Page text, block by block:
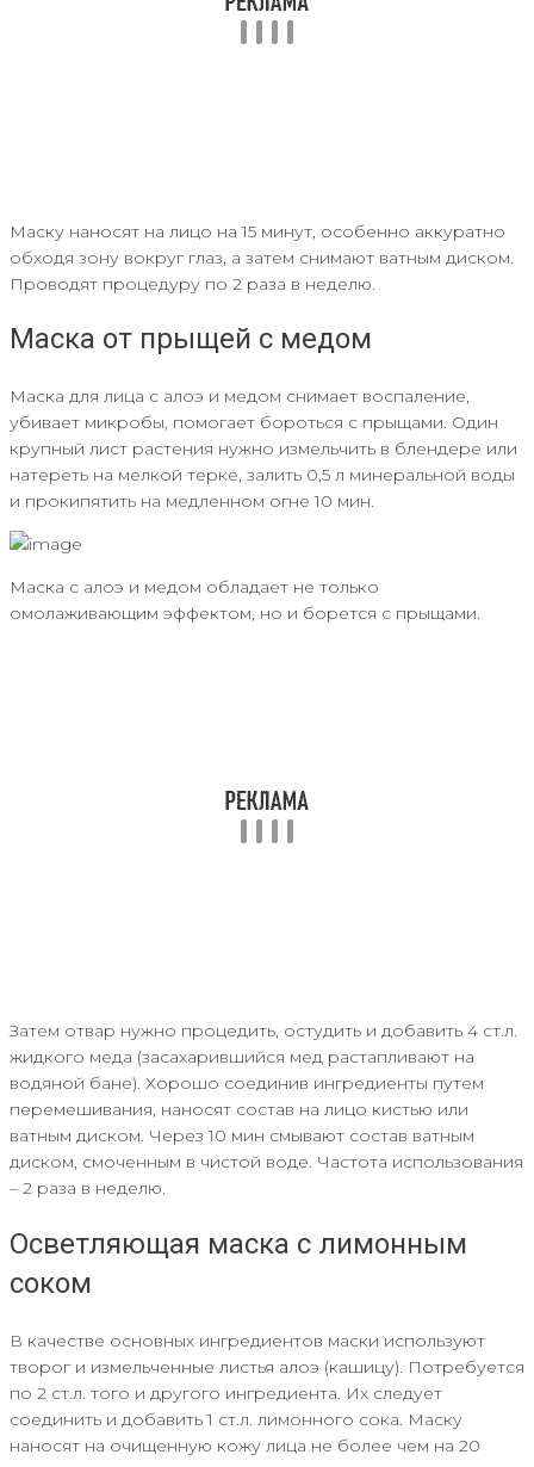
Маску наносят на лицо на 15 минут, особенно аккуратно
обходя зону вокруг глаз, а затем снимают ватным диском.
Проводят процедуру по 2 раза в неделю.
Маска от прыщей с медом
Маска для лица с алоэ и медом снимает воспаление,
убивает микробы, помогает бороться с прыщами. Один
крупный лист растения нужно измельчить в блендере или
натереть на мелкой терке, залить 0,5 л минеральной воды
и прокипятить на медленном огне 10 мин.
Маска с алоэ и медом обладает не только
омолаживающим эффектом, но и борется с прыщами.
Затем отвар нужно процедить, остудить и добавить 4 ст.л.
жидкого меда (засахарившийся мед растапливают на
водяной бане). Хорошо соединив ингредиенты путем
перемешивания, наносят состав на лицо кистью или
ватным диском. Через 10 мин смывают состав ватным
диском, смоченным в чистой воде. Частота использования
– 2 раза в неделю.
Осветляющая маска с лимонным
соком
В качестве основных ингредиентов маски используют
творог и измельченные листья алоэ (кашицу). Потребуется
по 2 ст.л. того и другого ингредиента. Их следует
соединить и добавить 1 ст.л. лимонного сока. Маску
наносят на очищенную кожу лица не более чем на 20